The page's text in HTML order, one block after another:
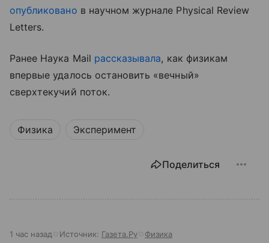
опубликовано в научном журнале Physical Review
Letters.
Ранее Наука Mail рассказывала, как физикам
впервые удалось остановить «вечный»
сверхтекучий поток.
Физика Эксперимент
Поделиться
1 час назад Источник: Газета.Ру Физика